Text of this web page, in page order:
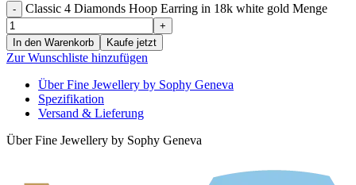
Classic 4 Diamonds Hoop Earring in 18k white gold Menge
In den Warenkorb Kaufe jetzt
Zur Wunschliste hinzufügen
Über Fine Jewellery by Sophy Geneva
Spezifikation
Versand & Lieferung
Über Fine Jewellery by Sophy Geneva